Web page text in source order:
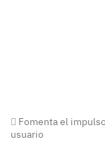
Fomenta el
usuario